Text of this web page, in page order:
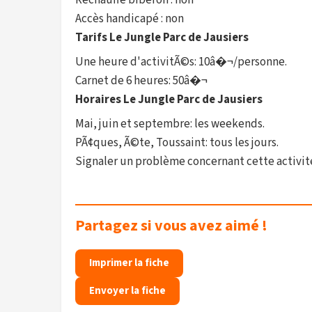
Accès handicapé : non
Tarifs Le Jungle Parc de Jausiers
Une heure d'activitÃ©s: 10â�¬/personne.
Carnet de 6 heures: 50â�¬
Horaires Le Jungle Parc de Jausiers
Mai, juin et septembre: les weekends.
PÃ¢ques, Ã©te, Toussaint: tous les jours.
Signaler un problème concernant cette
Partagez si vous avez aimé !
Imprimer la fiche
Envoyer la fiche